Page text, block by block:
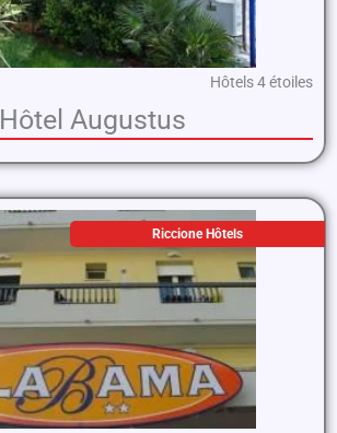
Hôtels 4 étoiles
Hôtel Augustus
Riccione Hôtels